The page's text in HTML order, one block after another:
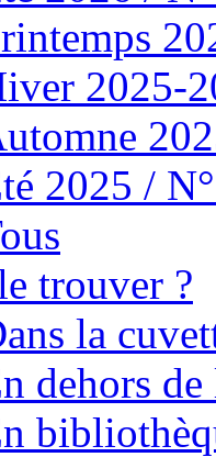
2025-
2025 /
trouver ?
la
dehors